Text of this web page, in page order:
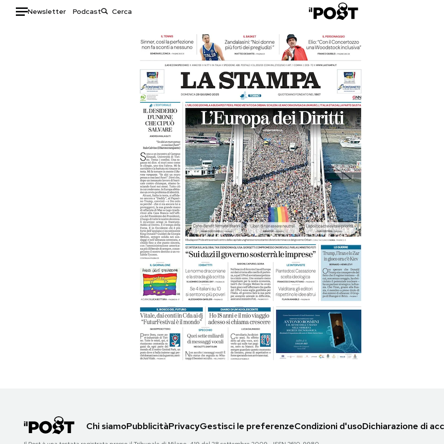
Newsletter Podcast
Consumismi
Storie/Idee
Ok Boomer!
Media
Europa
Altrecose
Mondiali calcio 2026
Area PersonaleChi siamoPubblicitàPrivacyGestisci le preferenzeCondizioni d'usoDichiarazione di